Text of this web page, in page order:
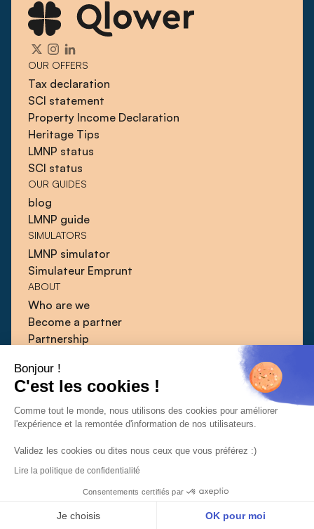
Bonjour !
C'est les cookies !
Comme tout le monde, nous utilisons des cookies pour améliorer
l'expérience et la remontée d'information de nos utilisateurs.
Validez les cookies ou dites nous ceux que vous préférez :)
Lire la politique de confidentialité
Consentements certifiés par
Je choisis OK pour moi
OUR OFFERS
Tax declaration
SCI statement
Property Income Declaration
Heritage Tips
LMNP status
SCI status
OUR GUIDES
blog
LMNP guide
SIMULATORS
LMNP simulator
Simulateur Emprunt
ABOUT
Who are we
Become a partner
Partnership
Guides
Press
Contact
CGUCGVConfidentiality policy